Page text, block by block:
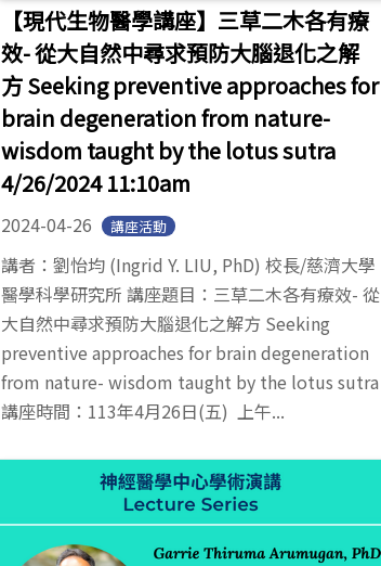
【現代生物醫學講座】三草二木各有療
效- 從大自然中尋求預防大腦退化之解
方 Seeking preventive approaches for
brain degeneration from nature-
wisdom taught by the lotus sutra
4/26/2024 11:10am
2024-04-26 講座活動
講者：劉怡均 (Ingrid Y. LIU, PhD) 校長/慈濟大學
醫學科學研究所 講座題目：三草二木各有療效- 從
大自然中尋求預防大腦退化之解方 Seeking
preventive approaches for brain degeneration
from nature- wisdom taught by the lotus sutra
講座時間：113年4月26日(五) 上午...